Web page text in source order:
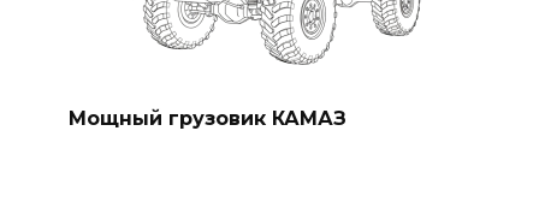
Мощный грузовик КАМАЗ